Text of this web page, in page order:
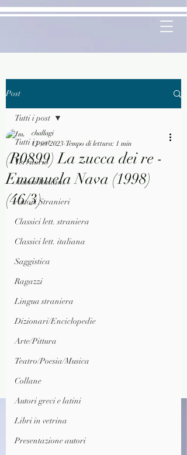
Post
Tutti i post
Territorio
Autori Italiani
Autori Stranieri
Classici lett. straniera
Classici lett. italiana
Saggistica
Ragazzi
Lingua straniera
Dizionari/Enciclopedie
Arte/Pittura
Teatro/Poesia/Musica
Collane
Autori greci e latini
Libri in vetrina
Presentazione autori
Tutti i post
(R0899) La zucca dei re -
Emanuela Nava (1998)
(46/3)
challagi
13 set 2023 Tempo di lettura: 1 min